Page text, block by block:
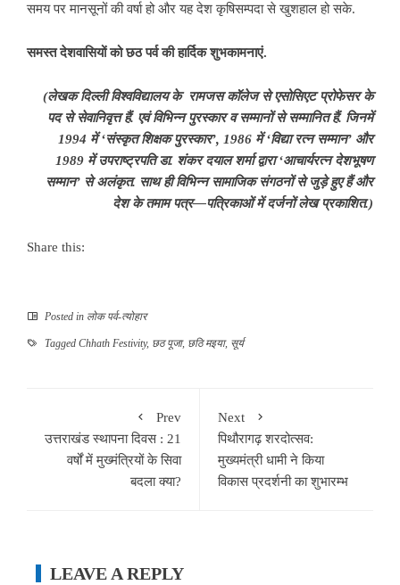
समय पर मानसूनों की वर्षा हो और यह देश कृषिसम्पदा से खुशहाल हो सके.
समस्त देशवासियों को छठ पर्व की हार्दिक शुभकामनाएं.
(लेखकदिल्ली विश्वविद्यालय के रामजस कॉलेज से एसोसिएट प्रोफेसर के
पद से सेवानिवृत्त हैं. एवं विभिन्न पुरस्कार व सम्मानों से सम्मानित हैं. जिनमें
1994 में ‘संस्कृत शिक्षक पुरस्कार’, 1986 में ‘विद्या रत्न सम्मान’ और
1989 में उपराष्ट्रपति डा. शंकर दयाल शर्मा द्वारा ‘आचार्यरत्न देशभूषण
सम्मान’ से अलंकृत. साथ ही विभिन्न सामाजिक संगठनों से जुड़े हुए हैं और
देश के तमाम पत्र—पत्रिकाओं में दर्जनों लेख प्रकाशित.)
Share this:
Posted in लोक पर्व-त्योहार
Tagged Chhath Festivity, छठ पूजा, छठि मइया, सूर्य
Prev
उत्तराखंड स्थापना दिवस : 21
वर्षों में मुख्मंत्रियों के सिवा
बदला क्या?
Next
पिथौरागढ़ शरदोत्सव:
मुख्यमंत्री धामी ने किया
विकास प्रदर्शनी का शुभारम्भ
LEAVE A REPLY